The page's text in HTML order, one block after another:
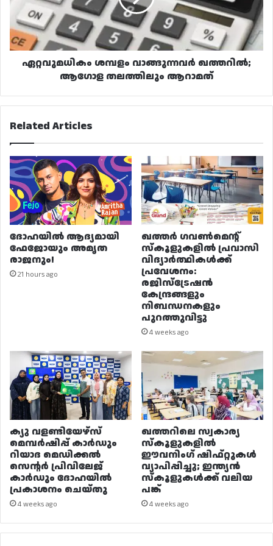
തലത്തിലും
ആറാമത്
ഏറ്റവുമധികം ശമ്പളം വാങ്ങുന്നവർ ഖത്തറിൽ;
ആഗോള തലത്തിലും ആറാമത്
Related Articles
ദോഹയിൽ ആദ്യമായി
ഫേജോയും അമൃത
രാജനും!
21 hours ago
ഖത്തർ ഗവൺമെന്റ്
സ്കൂളുകളിൽ പ്രവാസി
വിദ്യാർത്ഥികൾക്ക്
പ്രവേശനം:
രജിസ്ട്രേഷൻ
കേന്ദ്രങ്ങളും
നിബന്ധനകളും
പുറത്തുവിട്ടു
4 weeks ago
ക്യു വളണ്ടിയേഴ്‌സ്
മെമ്പർഷിപ്പ് കാർഡും
റിയാദ മെഡിക്കൽ
സെന്റർ പ്രിവിലേജ്
കാർഡും ദോഹയിൽ
പ്രകാശനം ചെയ്തു
4 weeks ago
ഖത്തറിലെ സ്വകാര്യ
സ്കൂളുകളിൽ
ഈവനിംഗ് ഷിഫ്റ്റുകൾ
വ്യാപിപ്പിച്ചു; ഇന്ത്യൻ
സ്കൂളുകൾക്ക് വലിയ
പങ്ക്
4 weeks ago